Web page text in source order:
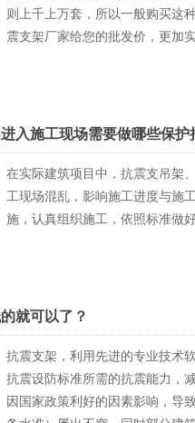
则上千上万套，所以一般购买这
震支架厂家给您的批发价，更加
入施工现场需要做哪些保护
在实际建筑项目中，抗震支吊架
工现场混乱，影响施工进度与施
施，认真组织施工，依照标准做
就可以了？
抗震支架，利用先进的专业技术
抗震设防标准所需的抗震能力，
因国家政策利好的因素影响，导